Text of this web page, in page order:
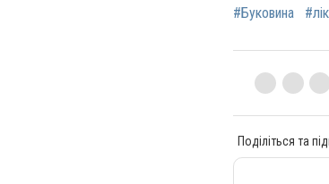
#Буковина
Поділіться та